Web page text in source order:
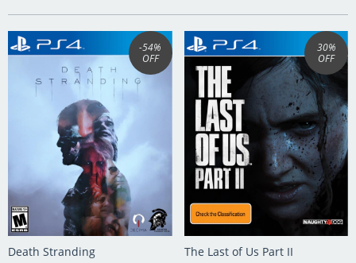
-54%
OFF
Death Stranding
30%
OFF
The Last of Us Part II